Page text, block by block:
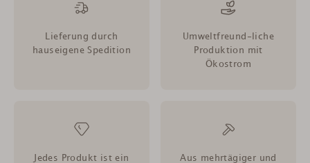
Lieferung durch
hauseigene Spedition
Umweltfreund-liche
Produktion mit
Ökostrom
Jedes Produkt ist ein
Aus mehrtägiger und